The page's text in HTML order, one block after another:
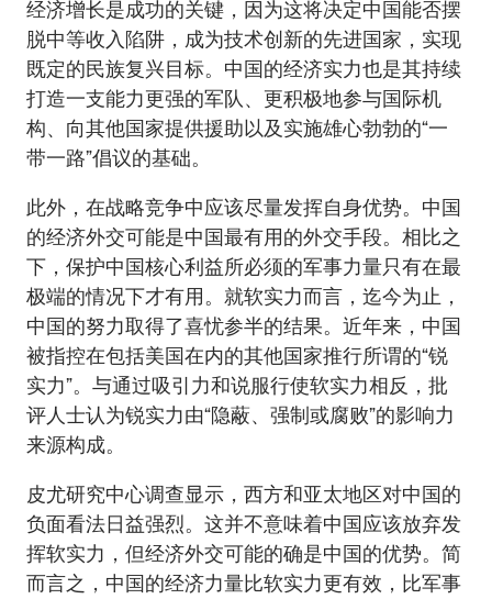
经济增长是成功的关键，因为这将决定中国能否摆
脱中等收入陷阱，成为技术创新的先进国家，实现
既定的民族复兴目标。中国的经济实力也是其持续
打造一支能力更强的军队、更积极地参与国际机
构、向其他国家提供援助以及实施雄心勃勃的“一
带一路”倡议的基础。
此外，在战略竞争中应该尽量发挥自身优势。中国
的经济外交可能是中国最有用的外交手段。相比之
下，保护中国核心利益所必须的军事力量只有在最
极端的情况下才有用。就软实力而言，迄今为止，
中国的努力取得了喜忧参半的结果。近年来，中国
被指控在包括美国在内的其他国家推行所谓的“锐
实力”。与通过吸引力和说服行使软实力相反，批
评人士认为锐实力由“隐蔽、强制或腐败”的影响力
来源构成。
皮尤研究中心调查显示，西方和亚太地区对中国的
负面看法日益强烈。这并不意味着中国应该放弃发
挥软实力，但经济外交可能的确是中国的优势。简
而言之，中国的经济力量比软实力更有效，比军事